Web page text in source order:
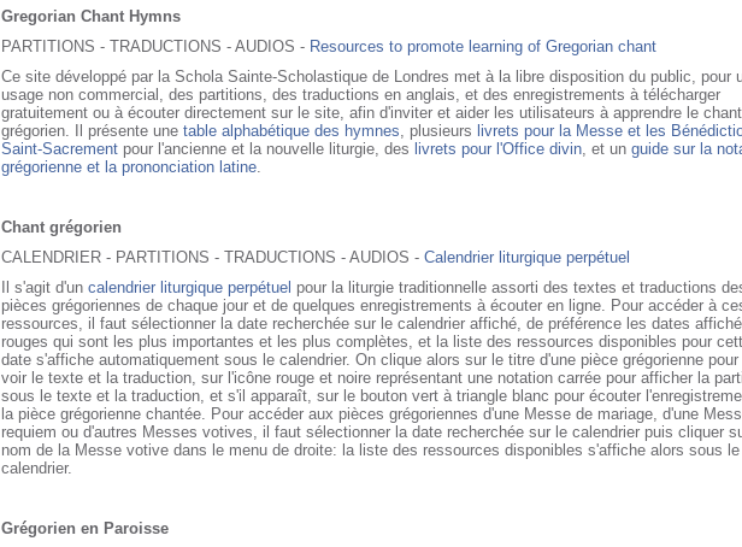
Gregorian Chant Hymns
PARTITIONS - TRADUCTIONS - AUDIOS - Resources to promote learning of Gregorian chant
Ce site développé par la Schola Sainte-Scholastique de Londres met à la libre disposition du public, pour
usage non commercial, des partitions, des traductions en anglais, et des enregistrements à télécharger
gratuitement ou à écouter directement sur le site, afin d'inviter et aider les utilisateurs à apprendre le chant
grégorien. Il présente une table alphabétique des hymnes , plusieurs livrets pour la Messe et les
Saint-Sacrement pour l'ancienne et la nouvelle liturgie, des livrets pour l'Office divin , et un guide sur la
grégorienne et la prononciation latine
Chant grégorien
CALENDRIER - PARTITIONS - TRADUCTIONS - AUDIOS - Calendrier liturgique perpétuel
Il s'agit d'un calendrier liturgique perpétuel pour la liturgie traditionnelle assorti des textes et traductions
pièces grégoriennes de chaque jour et de quelques enregistrements à écouter en ligne. Pour accéder à
ressources, il faut sélectionner la date recherchée sur le calendrier affiché, de préférence les dates
rouges qui sont les plus importantes et les plus complètes, et la liste des ressources disponibles pour
date s'affiche automatiquement sous le calendrier. On clique alors sur le titre d'une pièce grégorienne pour
voir le texte et la traduction, sur l'icône rouge et noire représentant une notation carrée pour afficher la
sous le texte et la traduction, et s'il apparaît, sur le bouton vert à triangle blanc pour écouter
la pièce grégorienne chantée. Pour accéder aux pièces grégoriennes d'une Messe de mariage, d'une
requiem ou d'autres Messes votives, il faut sélectionner la date recherchée sur le calendrier puis cliquer
nom de la Messe votive dans le menu de droite: la liste des ressources disponibles s'affiche alors sous le
calendrier.
Grégorien en Paroisse